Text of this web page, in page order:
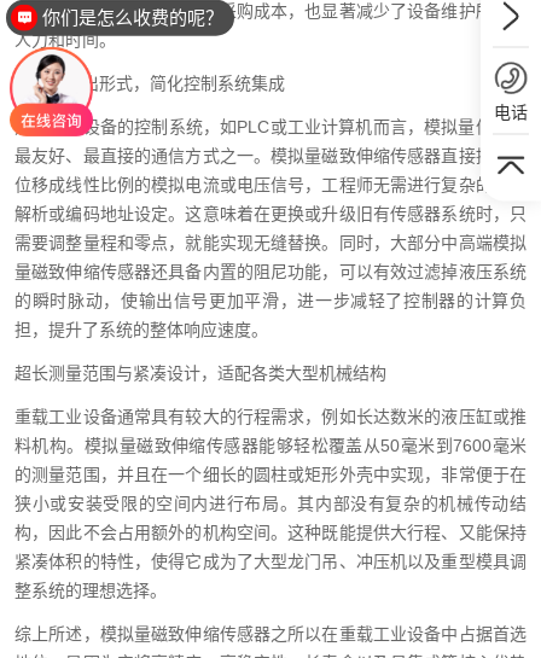
万小时，这不仅降低了备件采购成本，也显著减少了设备维护所需的
人力和时间。
灵活的输出形式，简化控制系统集成
对于重载设备的控制系统，如PLC或工业计算机而言，模拟量信号是
最友好、最直接的通信方式之一。模拟量磁致伸缩传感器直接提供与
位移成线性比例的模拟电流或电压信号，工程师无需进行复杂的协议
解析或编码地址设定。这意味着在更换或升级旧有传感器系统时，只
需要调整量程和零点，就能实现无缝替换。同时，大部分中高端模拟
量磁致伸缩传感器还具备内置的阻尼功能，可以有效过滤掉液压系统
的瞬时脉动，使输出信号更加平滑，进一步减轻了控制器的计算负
担，提升了系统的整体响应速度。
超长测量范围与紧凑设计，适配各类大型机械结构
重载工业设备通常具有较大的行程需求，例如长达数米的液压缸或推
料机构。模拟量磁致伸缩传感器能够轻松覆盖从50毫米到7600毫米
的测量范围，并且在一个细长的圆柱或矩形外壳中实现，非常便于在
狭小或安装受限的空间内进行布局。其内部没有复杂的机械传动结
构，因此不会占用额外的机构空间。这种既能提供大行程、又能保持
紧凑体积的特性，使得它成为了大型龙门吊、冲压机以及重型模具调
整系统的理想选择。
综上所述，模拟量磁致伸缩传感器之所以在重载工业设备中占据首选
电话
你们是怎么收费的呢？